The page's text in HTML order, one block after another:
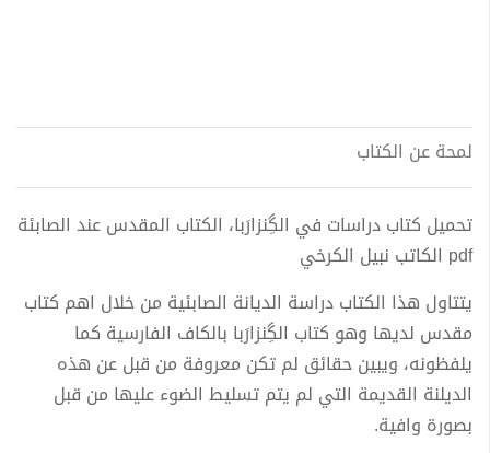
لمحة عن الكتاب
تحميل كتاب دراسات في الگِنزارَبا، الكتاب المقدس عند الصابئة
pdf الكاتب نبيل الكرخي
يتتاول هذا الكتاب دراسة الديانة الصابئية من خلال اهم كتاب
مقدس لديها وهو كتاب الگِنزارَبا بالكاف الفارسية كما
يلفظونه، ويبين حقائق لم تكن معروفة من قبل عن هذه
الديلنة القديمة التي لم يتم تسليط الضوء عليها من قبل
بصورة وافية.